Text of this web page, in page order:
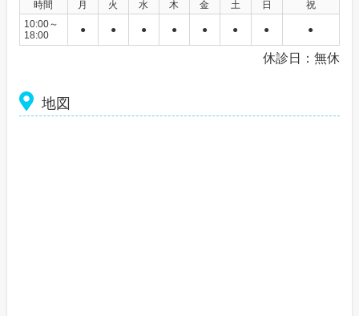
時間 月 火 水 木 金 土 日
祝
10:00～
18:00
● ● ● ● ● ● ● ●
休診日：無休
地図